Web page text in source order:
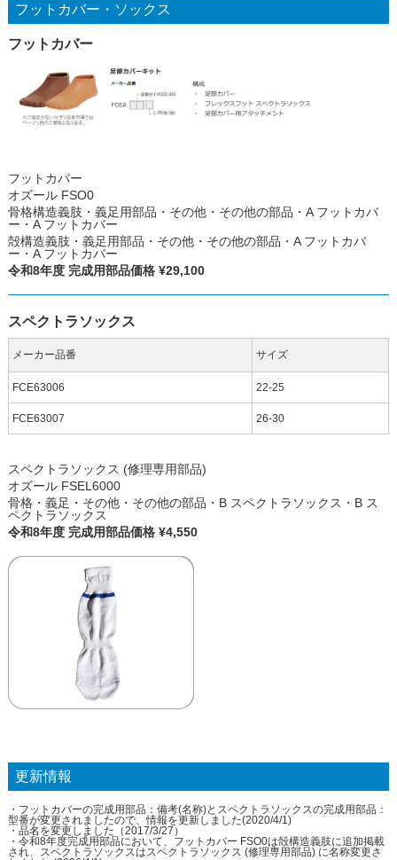
フットカバー・ソックス
フットカバー
フットカバー
オズール FSO0
骨格構造義肢・義足用部品・その他・その他の部品・A フットカバ
ー・A フットカバー
殻構造義肢・義足用部品・その他・その他の部品・A フットカバ
ー・A フットカバー
令和8年度 完成用部品価格 ¥29,100
スペクトラソックス
メーカー品番 サイズ
FCE63006 22-25
FCE63007 26-30
スペクトラソックス (修理専用部品)
オズール FSEL6000
骨格・義足・その他・その他の部品・B スペクトラソックス・B ス
ペクトラソックス
令和8年度 完成用部品価格 ¥4,550
更新情報
・フットカバーの完成用部品：備考(名称)とスペクトラソックスの完成用部品：
型番が変更されましたので、情報を更新しました(2020/4/1)
・品名を変更しました（2017/3/27）
・令和8年度完成用部品において、フットカバー FSO0は殻構造義肢に追加掲載
され、スペクトラソックスはスペクトラソックス (修理専用部品) に名称変更さ